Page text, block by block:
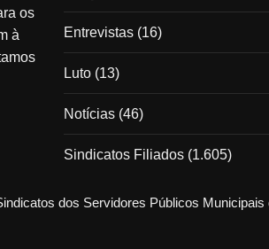
os
à
Entrevistas (16)
Luto (13)
Notícias (46)
Sindicatos Filiados (1.605)
dos Servidores Públicos Municipais